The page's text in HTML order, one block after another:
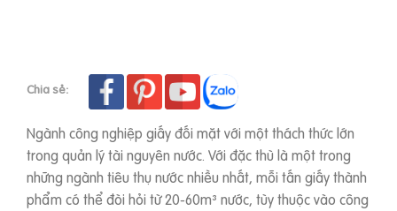
Chia sẻ:
Ngành công nghiệp giấy đối mặt với một thách thức lớn
trong quản lý tài nguyên nước. Với đặc thù là một trong
những ngành tiêu thụ nước nhiều nhất, mỗi tấn giấy thành
phẩm có thể đòi hỏi từ 20-60m³ nước, tùy thuộc vào công